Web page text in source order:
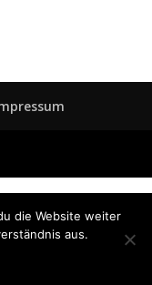
die Website weiter
aus.